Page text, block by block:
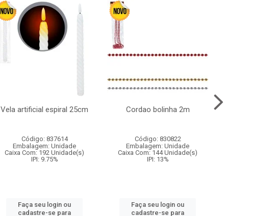
Vela artificial espiral 25cm
Código: 837614
Embalagem: Unidade
Caixa Com: 192 Unidade(s)
IPI: 9.75%
Faça seu login ou
cadastre-se para
Cordao bolinha 2m
Código: 830822
Embalagem: Unidade
Caixa Com: 144 Unidade(s)
IPI: 13%
Faça seu login ou
cadastre-se para